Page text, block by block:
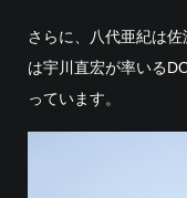
さらに、八代亜紀は
は宇川直宏が率いる
っています。